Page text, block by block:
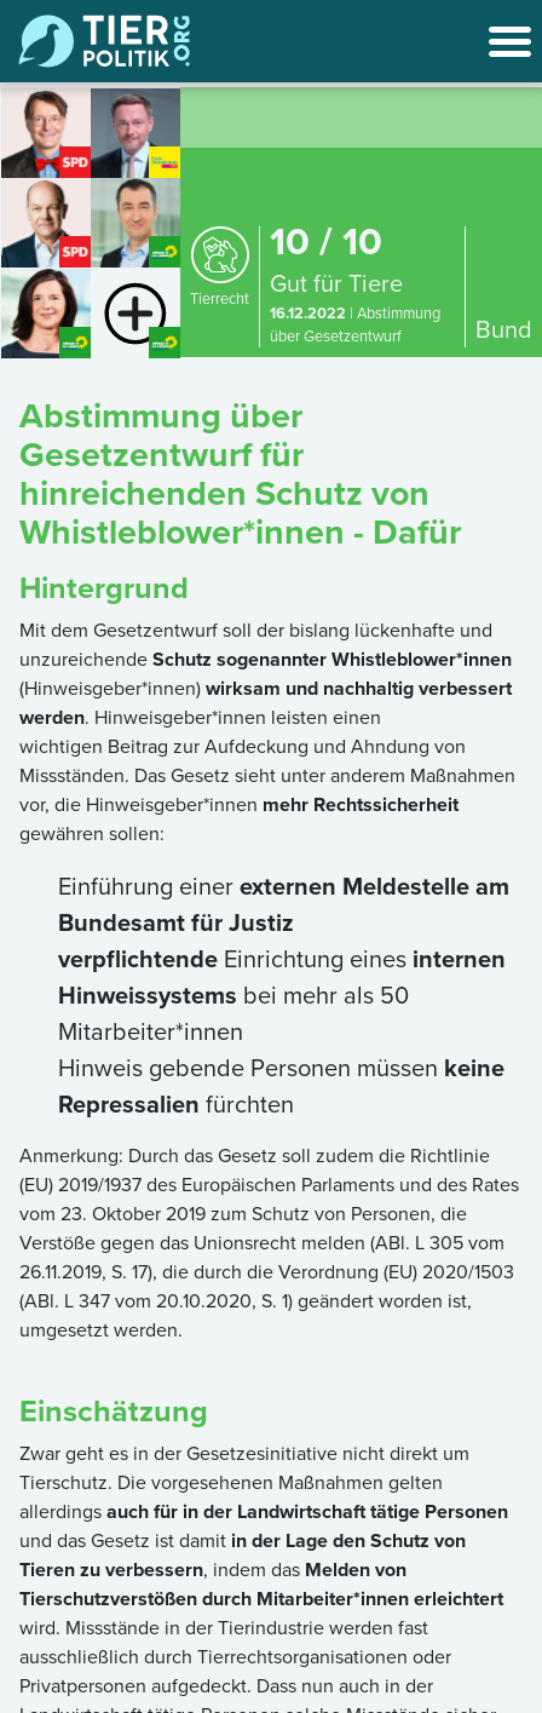
Tierrecht
10 / 10
Gut für Tiere
16.12.2022 | Abstimmung
über Gesetzentwurf
Bund
Abstimmung über
Gesetzentwurf für
hinreichenden Schutz von
Whistleblower*innen - Dafür
Hintergrund
Mit dem Gesetzentwurf soll der bislang lückenhafte und
unzureichendeSchutz sogenannter Whistleblower*innen
(Hinweisgeber*innen)wirksam und nachhaltig verbessert
werden. Hinweisgeber*innen leisten einen
wichtigen Beitrag zur Aufdeckung und Ahndung von
Missständen. Das Gesetz sieht unter anderem Maßnahmen
vor, die Hinweisgeber*innen mehr Rechtssicherheit
gewähren sollen:
Einführung einerexternen Meldestelle am
Bundesamt für Justiz
verpflichtende Einrichtung eines internen
Hinweissystems bei mehr als 50
Mitarbeiter*innen
Hinweis gebende Personen müssen keine
Repressalien fürchten
Anmerkung: Durch das Gesetz soll zudem die Richtlinie
(EU) 2019/1937 des Europäischen Parlaments und des Rates
vom 23. Oktober 2019 zum Schutz von Personen, die
Verstöße gegen das Unionsrecht melden (ABl. L 305 vom
26.11.2019, S. 17), die durch die Verordnung (EU) 2020/1503
(ABl. L 347 vom 20.10.2020, S. 1) geändert worden ist,
umgesetzt werden.
Einschätzung
Zwar geht es in der Gesetzesinitiative nicht direkt um
Tierschutz. Die vorgesehenen Maßnahmen gelten
allerdingsauch für in der Landwirtschaft tätige Personen
und das Gesetz ist damit in der Lage den Schutz von
Tieren zu verbessern, indem das Melden von
Tierschutzverstößen durch Mitarbeiter*innen erleichtert
wird. Missstände in der Tierindustrie werden fast
ausschließlich durch Tierrechtsorganisationen oder
Privatpersonen aufgedeckt. Dass nun auch in der